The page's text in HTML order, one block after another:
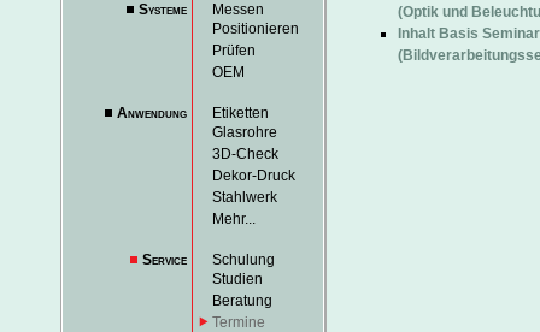
Systeme
Messen
Positionieren
Prüfen
OEM
Anwendung
Etiketten
Glasrohre
3D-Check
Dekor-Druck
Stahlwerk
Mehr...
Service
Schulung
Studien
Beratung
Termine
(Optik und
Inhalt Basis